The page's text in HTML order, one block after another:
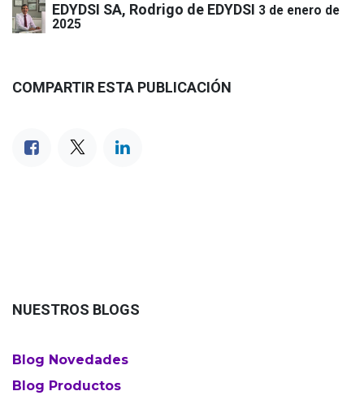
EDYDSI SA, Rodrigo de EDYDSI 3 de enero de
2025
COMPARTIR ESTA PUBLICACIÓN
NUESTROS BLOGS
Blog Novedades
Blog Productos